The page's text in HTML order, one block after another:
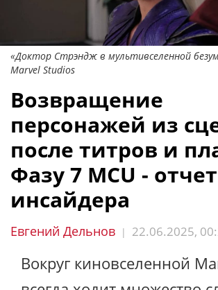
«Доктор Стрэндж в мультивселенной
Marvel Studios
Возвращение
персонажей из
после титров и
Фазу 7 MCU - отчет
инсайдера
Евгений Дельнов | 22.06.2025,
Вокруг киновселенной